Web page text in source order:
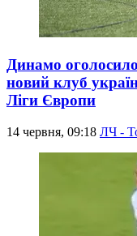
Динамо
новий клуб
Ліги Європи
14 червня, 09:18 ЛЧ -